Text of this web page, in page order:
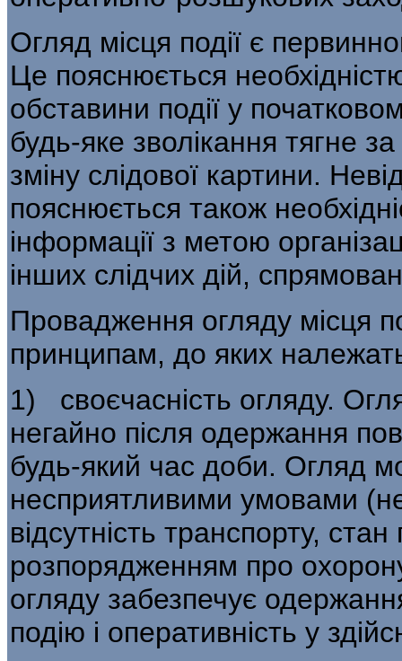
Огляд місця події є
Це пояснюється
обставини події у
будь-яке зволікання тягне
зміну слідової картини.
пояснюється також
інформації з метою
інших слідчих дій,
Провадження огляду місця
принци­пам, до яких
1) своєчасність огляду.
негайно після одержання
будь-який час доби. Огляд
несприятливими умо­вами
відсутність транспорту,
розпорядженням про
огляду забезпечує
подію і оперативність у